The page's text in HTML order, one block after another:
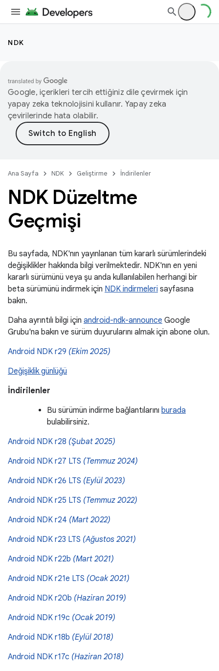
NDK
Google, içerikleri tercih ettiğiniz dile çevirmek için
yapay zeka teknolojisini kullanır. Yapay zeka
çevirilerinde hata olabilir.
Ana Sayfa NDK Geliştirme İndirilenler
NDK Düzeltme
Geçmişi
Bu sayfada, NDK'nın yayınlanan tüm kararlı sürümlerindeki
değişiklikler hakkında bilgi verilmektedir. NDK'nın en yeni
kararlı sürümünü veya şu anda kullanılabilen herhangi bir
beta sürümünü indirmek için NDK indirmeleri sayfasına
bakın.
Daha ayrıntılı bilgi için android-ndk-announce Google
Grubu'na bakın ve sürüm duyurularını almak için abone olun.
Android NDK r29 (Ekim 2025)
Değişiklik günlüğü
İndirilenler
Bu sürümün indirme bağlantılarını burada
bulabilirsiniz.
Android NDK r28 (Şubat 2025)
Android NDK r27 LTS (Temmuz 2024)
Android NDK r26 LTS (Eylül 2023)
Android NDK r25 LTS (Temmuz 2022)
Android NDK r24 (Mart 2022)
Android NDK r23 LTS (Ağustos 2021)
Android NDK r22b (Mart 2021)
Android NDK r21e LTS (Ocak 2021)
Android NDK r20b (Haziran 2019)
Android NDK r19c (Ocak 2019)
Android NDK r18b (Eylül 2018)
Android NDK r17c (Haziran 2018)